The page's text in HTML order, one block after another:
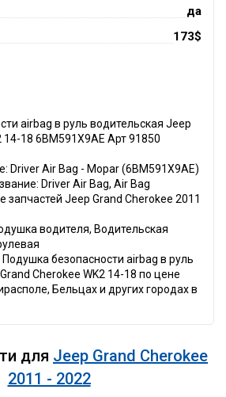
да
173$
airbag в руль водительская Jeep
14-18 6BM591X9AE Арт 91850
Driver Air Bag - Mopar (6BM591X9AE)
Driver Air Bag, Air Bag
запчастей Jeep Grand Cherokee 2011
водителя, Водительская
безопасности airbag в руль
Cherokee WK2 14-18 по цене
Бельцах и других городах в
для Jeep Grand Cherokee
2011 - 2022